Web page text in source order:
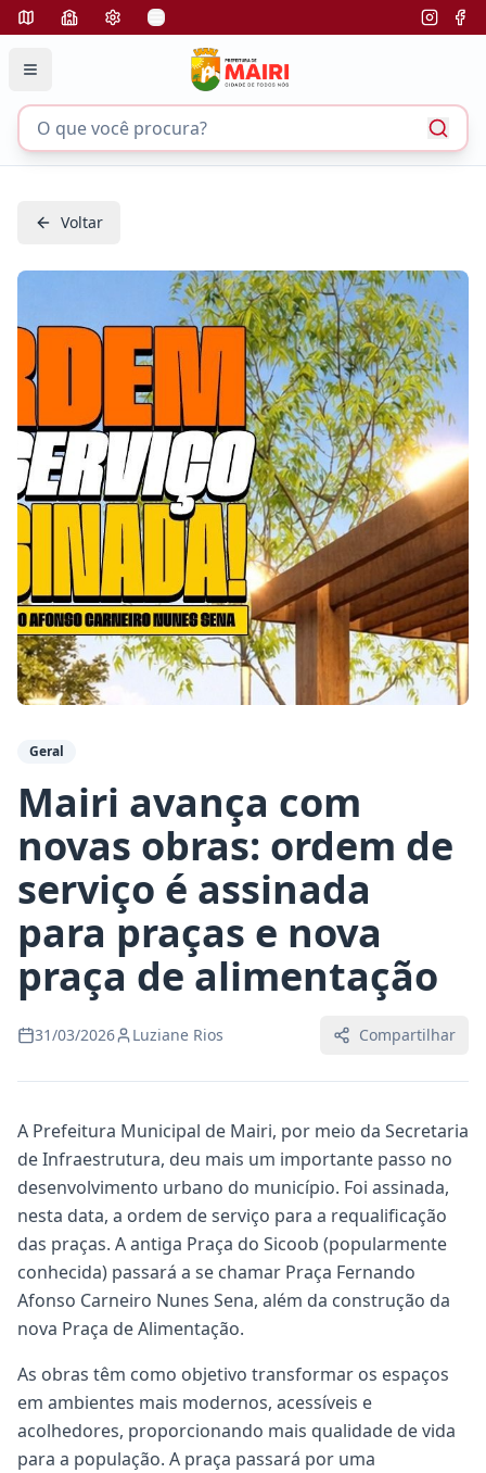
Voltar
Geral
Mairi avança com
novas obras: ordem de
serviço é assinada
para praças e nova
praça de alimentação
31/03/2026 Luziane Rios Compartilhar
A Prefeitura Municipal de Mairi, por meio da Secretaria
de Infraestrutura, deu mais um importante passo no
desenvolvimento urbano do município. Foi assinada,
nesta data, a ordem de serviço para a requalificação
das praças. A antiga Praça do Sicoob (popularmente
conhecida) passará a se chamar Praça Fernando
Afonso Carneiro Nunes Sena, além da construção da
nova Praça de Alimentação.
As obras têm como objetivo transformar os espaços
em ambientes mais modernos, acessíveis e
acolhedores, proporcionando mais qualidade de vida
para a população. A praça passará por uma